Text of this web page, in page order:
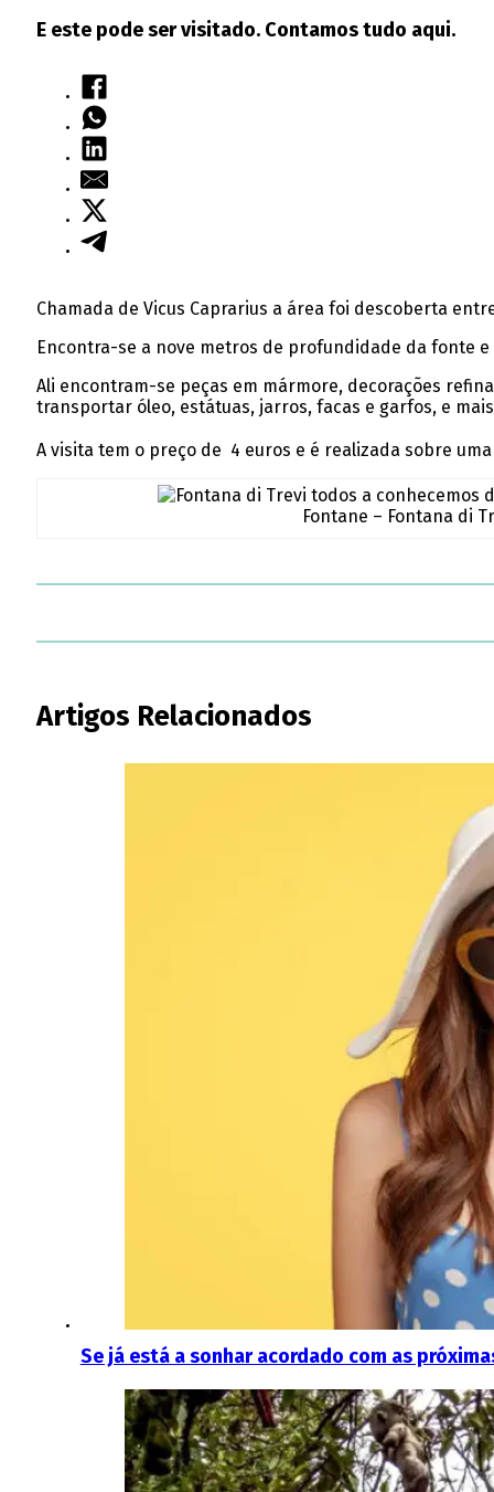
E este pode ser visitado. Contamos tudo aqui.
Chamada de Vicus Caprarius a área foi descoberta
Encontra-se a nove metros de profundidade da fonte
Ali encontram-se peças em mármore, decorações
transportar óleo, estátuas, jarros, facas e garfos, e
A visita tem o preço de 4 euros e é realizada sobre
Fontane – Fontana di
Artigos Relacionados
Se já está a sonhar acordado com as